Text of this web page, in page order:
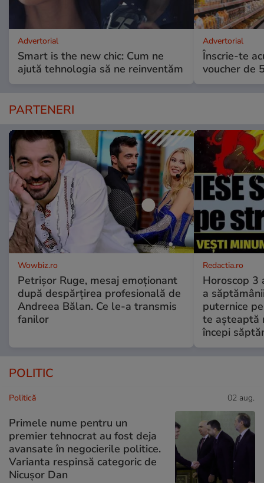
Advertorial
Smart is the new chic: Cum ne
ajută tehnologia să ne reinventăm
Advertorial
Înscrie-te
voucher de
PARTENERI
Wowbiz.ro
Petrișor Ruge, mesaj emoționant
după despărțirea profesională de
Andreea Bălan. Ce le-a transmis
fanilor
Redactia.ro
Horoscop 3
a
puternice
te așteaptă
începi
POLITIC
Politică 02 aug.
Primele nume pentru un
premier tehnocrat au fost deja
avansate în negocierile politice.
Varianta respinsă categoric de
Nicușor Dan